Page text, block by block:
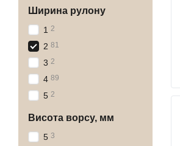
Ширина рулону
1 2
2 81
3 2
4 89
5 2
Висота ворсу, мм
5 3